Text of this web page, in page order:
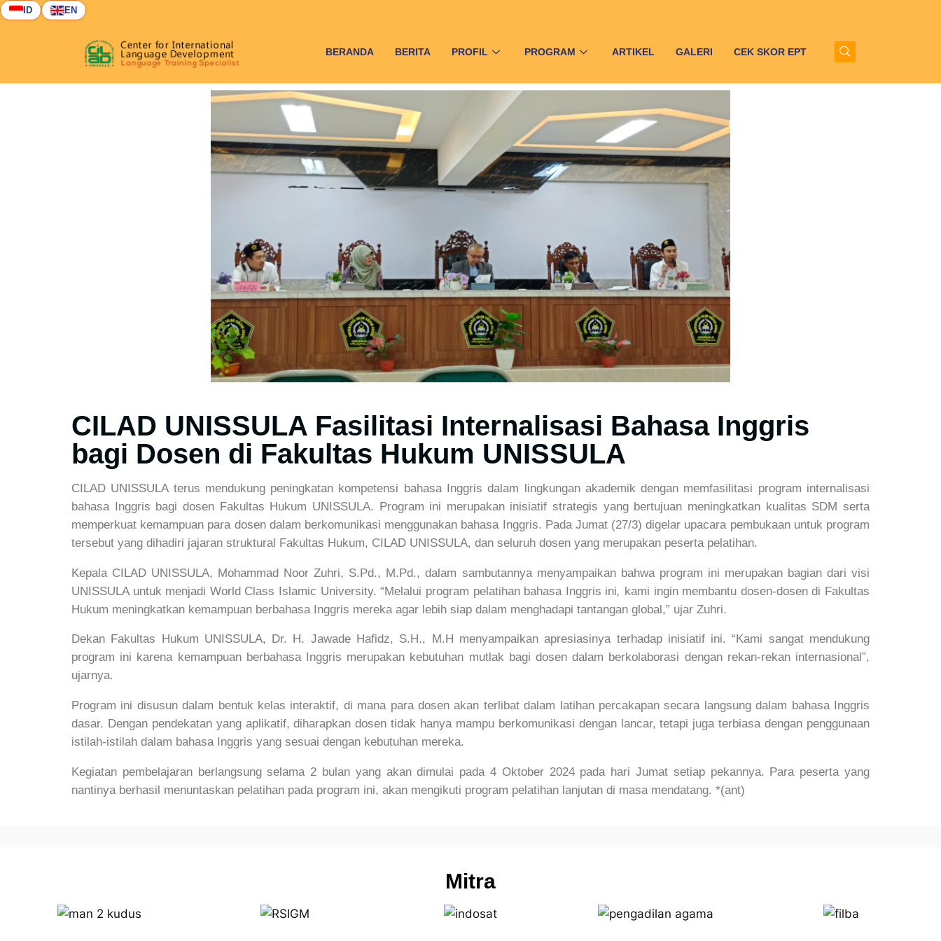
ID EN
BERANDA BERITA PROFIL PROGRAM ARTIKEL GALERI CEK SKOR EPT
CILAD UNISSULA Fasilitasi Internalisasi Bahasa Inggris
bagi Dosen di Fakultas Hukum UNISSULA
CILAD UNISSULA terus mendukung peningkatan kompetensi bahasa Inggris dalam lingkungan akademik dengan memfasilitasi program internalisasi
bahasa Inggris bagi dosen Fakultas Hukum UNISSULA. Program ini merupakan inisiatif strategis yang bertujuan meningkatkan kualitas SDM serta
memperkuat kemampuan para dosen dalam berkomunikasi menggunakan bahasa Inggris. Pada Jumat (27/3) digelar upacara pembukaan untuk program
tersebut yang dihadiri jajaran struktural Fakultas Hukum, CILAD UNISSULA, dan seluruh dosen yang merupakan peserta pelatihan.
Kepala CILAD UNISSULA, Mohammad Noor Zuhri, S.Pd., M.Pd., dalam sambutannya menyampaikan bahwa program ini merupakan bagian dari visi
UNISSULA untuk menjadi World Class Islamic University. “Melalui program pelatihan bahasa Inggris ini, kami ingin membantu dosen-dosen di Fakultas
Hukum meningkatkan kemampuan berbahasa Inggris mereka agar lebih siap dalam menghadapi tantangan global,” ujar Zuhri.
Dekan Fakultas Hukum UNISSULA, Dr. H. Jawade Hafidz, S.H., M.H menyampaikan apresiasinya terhadap inisiatif ini. “Kami sangat mendukung
program ini karena kemampuan berbahasa Inggris merupakan kebutuhan mutlak bagi dosen dalam berkolaborasi dengan rekan-rekan internasional”,
ujarnya.
Program ini disusun dalam bentuk kelas interaktif, di mana para dosen akan terlibat dalam latihan percakapan secara langsung dalam bahasa Inggris
dasar. Dengan pendekatan yang aplikatif, diharapkan dosen tidak hanya mampu berkomunikasi dengan lancar, tetapi juga terbiasa dengan penggunaan
istilah-istilah dalam bahasa Inggris yang sesuai dengan kebutuhan mereka.
Kegiatan pembelajaran berlangsung selama 2 bulan yang akan dimulai pada 4 Oktober 2024 pada hari Jumat setiap pekannya. Para peserta yang
nantinya berhasil menuntaskan pelatihan pada program ini, akan mengikuti program pelatihan lanjutan di masa mendatang. *(ant)
Mitra